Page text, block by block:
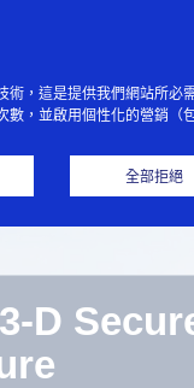
D
術，這是提供我們網站所必
數，並啟用個性化的營銷（
全部拒絕